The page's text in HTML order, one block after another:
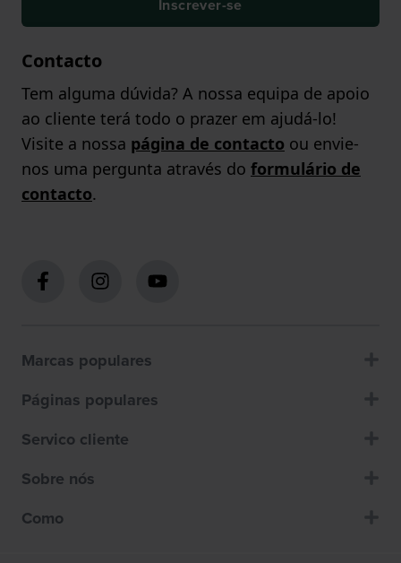
Inscrever-se
Contacto
Tem alguma dúvida? A nossa equipa de apoio
ao cliente terá todo o prazer em ajudá-lo!
Visite a nossa página de contacto ou envie-
nos uma pergunta através do formulário de
contacto.
Marcas populares
Páginas populares
Servico cliente
Sobre nós
Como